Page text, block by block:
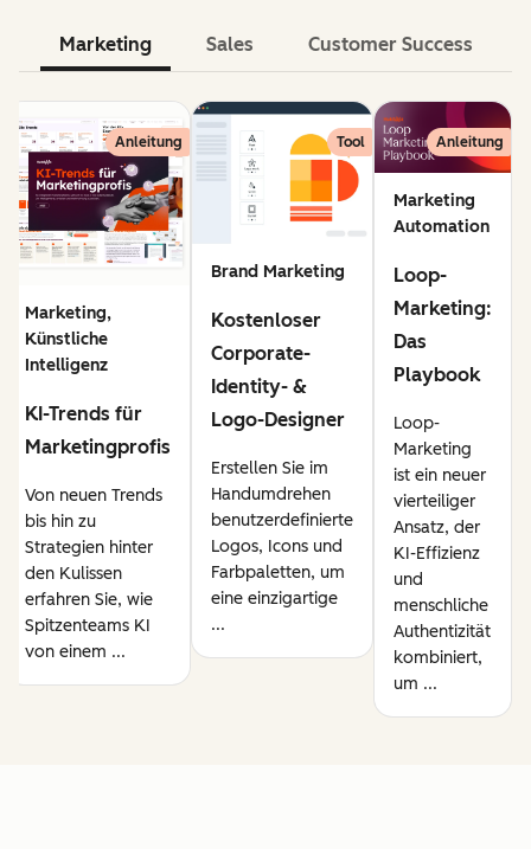
Marketing Sales Customer Success
Anleitung
Marketing,
Künstliche
Intelligenz
KI-Trends für
Marketingprofis
Von neuen Trends
bis hin zu
Strategien hinter
den Kulissen
erfahren Sie, wie
Spitzenteams KI
von einem ...
Tool
Brand Marketing
Kostenloser
Corporate-
Identity- &
Logo-Designer
Erstellen Sie im
Handumdrehen
benutzerdefinierte
Logos, Icons und
Farbpaletten, um
eine einzigartige
...
Anleitung
Marketing
Automation
Loop-
Marketing:
Das
Playbook
Loop-
Marketing
ist ein neuer
vierteiliger
Ansatz, der
KI-Effizienz
und
menschliche
Authentizität
kombiniert,
um ...